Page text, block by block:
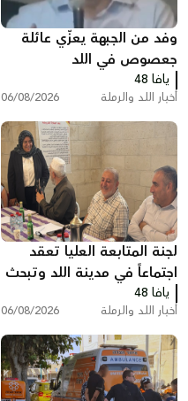
وفد من الجبهة يعزّي عائلة
جعصوص في اللد
يافا 48
أخبار اللد والرملة 06/08/2026
لجنة المتابعة العليا تعقد
اجتماعاً في مدينة اللد وتبحث
ملفات الجريمة والعنف
يافا 48
أخبار اللد والرملة 06/08/2026